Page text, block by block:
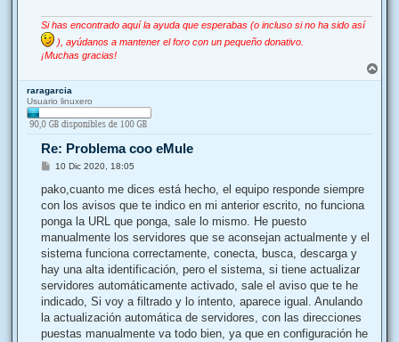
Si has encontrado aquí la ayuda que esperabas (o incluso si no ha sido así
), ayúdanos a mantener el foro con un pequeño donativo.
¡Muchas gracias!
r
raragarcia
Usuario linuxero
Re: Problema coo eMule
M
n
a
j
10 Dic 2020, 18:05
pako,cuanto me dices está hecho, el equipo responde siempre
con los avisos que te indico en mi anterior escrito, no funciona
ponga la URL que ponga, sale lo mismo. He puesto
manualmente los servidores que se aconsejan actualmente y el
sistema funciona correctamente, conecta, busca, descarga y
hay una alta identificación, pero el sistema, si tiene actualizar
servidores automáticamente activado, sale el aviso que te he
indicado, Si voy a filtrado y lo intento, aparece igual. Anulando
la actualización automática de servidores, con las direcciones
puestas manualmente va todo bien, ya que en configuración he